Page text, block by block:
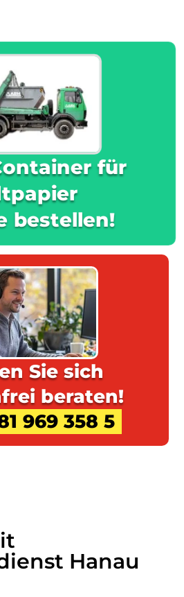
für
bestellen!
Sie sich
beraten!
969 358 5
Hanau